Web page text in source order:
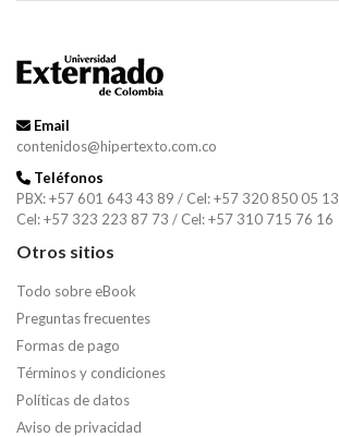
Email
contenidos@hipertexto.com.co
Teléfonos
PBX: +57 601 643 43 89 / Cel: +57 320 850 05 13
Cel: +57 323 223 87 73 / Cel: +57 310 715 76 16
Otros sitios
Todo sobre eBook
Preguntas frecuentes
Formas de pago
Términos y condiciones
Políticas de datos
Aviso de privacidad